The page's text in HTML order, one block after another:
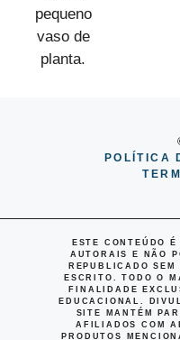
POLÍTICA
ESTE CONTEÚDO
AUTORAIS E NÃO
REPUBLICADO
ESCRITO. TODO O
FINALIDADE
EDUCACIONAL.
SITE MANTÉM
AFILIADOS COM
PRODUTOS